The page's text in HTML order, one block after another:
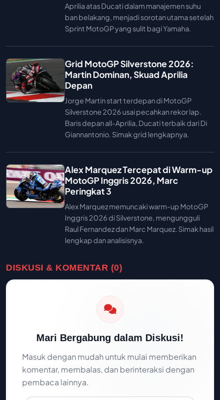
Aprilia atas Ducati dalam manajemen suhu
ban belakang, menjadi sorotan utama setelah
Sprint MotoGP yang sulit bagi Yamaha.
Grid MotoGP Silverstone 2026:
Martin Dominan, Skuad Aprilia
Depan
Jorge Martin start terdepan di MotoGP
Silverstone 2026 usai pecahkan rekor lap.
Baris depan all-Aprilia, Ducati terbaik dari Di
Giannantonio. Simak grid lengkapnya.
Alex Marquez Tercepat di Warm-up
MotoGP Inggris 2026, Marc
Peringkat 3
Alex Marquez memuncaki warm-up MotoGP
Inggris 2026 di Silverstone, mengungguli
Raul Fernandez dan Marc Marquez. Simak hasil
lengkap dan analisisnya.
DISKUSI & KOMENTAR (0)
Mari Bergabung dalam Diskusi!
Masuk dengan mudah untuk mulai memberikan
komentar, membalas, dan berinteraksi dengan
pembaca lainnya.